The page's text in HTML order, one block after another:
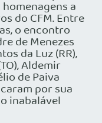
a
do CFM. Entre
o encontro
de Menezes
da Luz (RR),
Aldemir
de Paiva
por sua
inabalável